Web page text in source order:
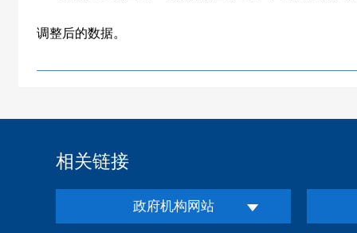
调整后的数据。
相关链接
政府机构网站